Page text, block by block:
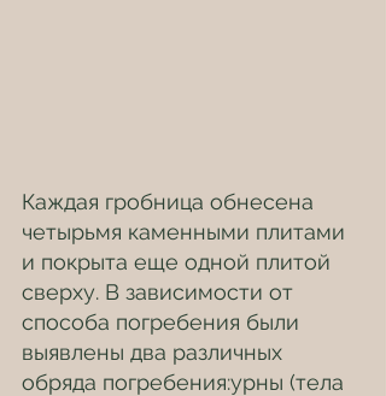
Каждая гробница обнесена
четырьмя каменными плитами
и покрыта еще одной плитой
сверху. В зависимости от
способа погребения были
выявлены два различных
обряда погребения:урны (тела